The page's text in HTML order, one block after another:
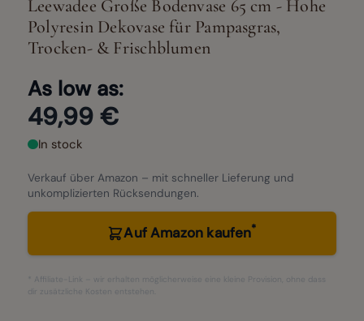
Leewadee Große Bodenvase 65 cm - Hohe
Polyresin Dekovase für Pampasgras,
Trocken- & Frischblumen
As low as:
49,99 €
In stock
Verkauf über Amazon – mit schneller Lieferung und
unkomplizierten Rücksendungen.
Auf Amazon kaufen*
* Affiliate-Link – wir erhalten möglicherweise eine kleine Provision, ohne dass
dir zusätzliche Kosten entstehen.